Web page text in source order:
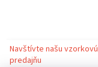
Navštívte našu vzorkovú
predajňu